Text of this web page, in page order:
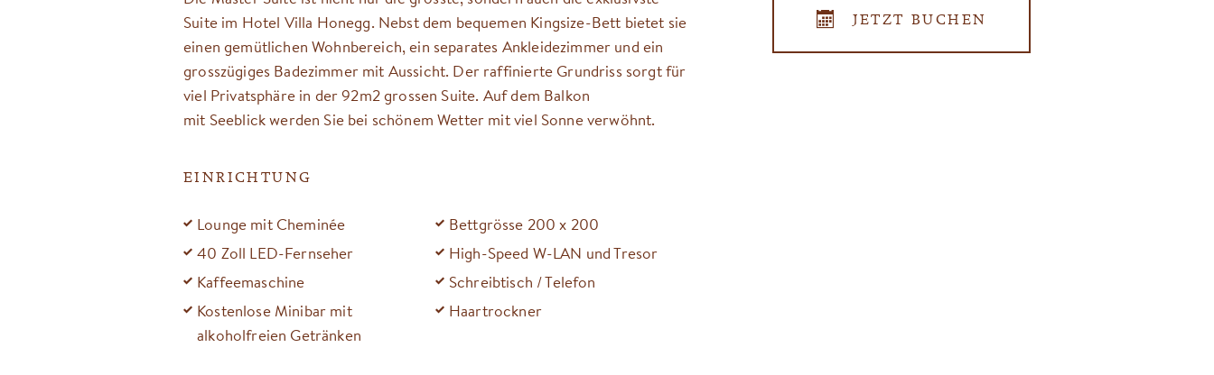
Suite im Hotel Villa Honegg. Nebst dem bequemen Kingsize-Bett bietet sie
einen gemütlichen Wohnbereich, ein separates Ankleidezimmer und ein
grosszügiges Badezimmer mit Aussicht. Der raffinierte Grundriss sorgt für
viel Privatsphäre in der 92m2 grossen Suite. Auf dem Balkon
mit Seeblick werden Sie bei schönem Wetter mit viel Sonne verwöhnt.
EINRICHTUNG
Lounge mit Cheminée
Bettgrösse 200 x 200
40 Zoll LED-Fernseher
High-Speed W-LAN und Tresor
Kaffeemaschine
Schreibtisch / Telefon
Kostenlose Minibar mit
alkoholfreien Getränken
Haartrockner
JETZT BUCHEN